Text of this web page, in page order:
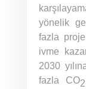
yönelik
fazla
ivme
2030
fazla CO2